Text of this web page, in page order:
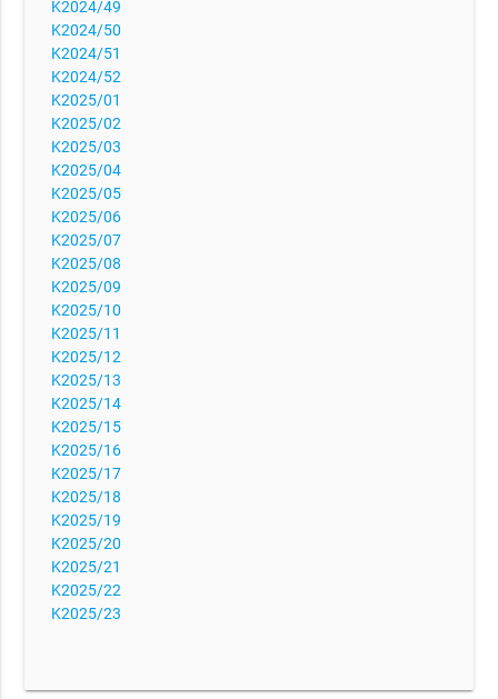
K2024/49
K2024/50
K2024/51
K2024/52
K2025/01
K2025/02
K2025/03
K2025/04
K2025/05
K2025/06
K2025/07
K2025/08
K2025/09
K2025/10
K2025/11
K2025/12
K2025/13
K2025/14
K2025/15
K2025/16
K2025/17
K2025/18
K2025/19
K2025/20
K2025/21
K2025/22
K2025/23